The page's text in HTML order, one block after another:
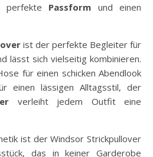
perfekte Passform und einen
ist der perfekte Begleiter für
lässt sich vielseitig kombinieren.
für einen schicken Abendlook
einen lässigen Alltagsstil, der
verleiht jedem Outfit eine
ist der Windsor Strickpullover
das in keiner Garderobe